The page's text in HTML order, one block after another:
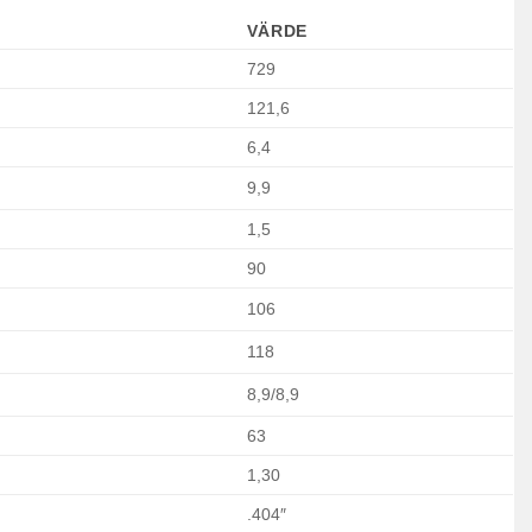
VÄRDE
729
121,6
6,4
9,9
1,5
90
106
118
8,9/8,9
63
1,30
.404″